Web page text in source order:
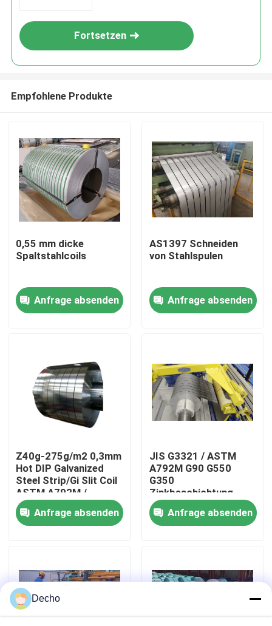
Produkte
Werksbesichtigung
Qualitätskontrolle
Kontakt mit uns
Neuigkeiten
Bitte um ein Angebot
Farbbeschichtete Stahlspule
Fortsetzen
Empfohlene Produkte
0,55 mm dicke
Spaltstahlcoils
Anfrage absenden
AS1397 Schneiden
von Stahlspulen
Anfrage absenden
Z40g-275g/m2 0,3mm
Hot DIP Galvanized
Steel Strip/Gi Slit Coil
ASTM A792M /
EN10215
Anfrage absenden
JIS G3321 / ASTM
A792M G90 G550
G350
Zinkbeschichtung
Galvanisierter
Stahlspaltstreifen / Gi
Schmale Spirale
Anfrage absenden
Decho